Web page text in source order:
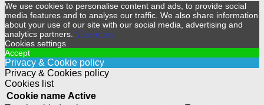
We use cookies to personalise content and ads, to provide social
media features and to analyse our traffic. We also share information
about your use of our site with our social media, advertising and
analytics partners. View more
Cookies settings
Accept
Privacy & Cookie policy
Privacy & Cookies policy
Cookies list
Cookie name Active